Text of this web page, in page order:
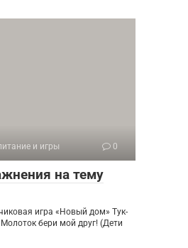
и игры 0
на тему
игра «Новый дом» Тук-
Молоток бери мой друг! (Дети